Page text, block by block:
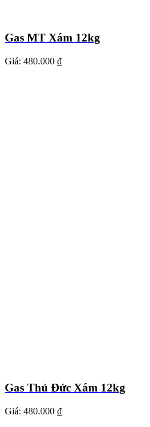
Gas MT Xám 12kg
Giá: 480.000 ₫
Gas Thủ Đức Xám 12kg
Giá: 480.000 ₫